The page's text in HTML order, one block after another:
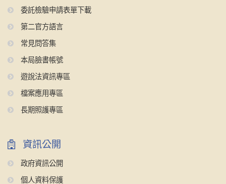
委託檢驗申請表單下載
第二官方語言
常見問答集
本局臉書帳號
遊說法資訊專區
檔案應用專區
長期照護專區
資訊公開
政府資訊公開
個人資料保護